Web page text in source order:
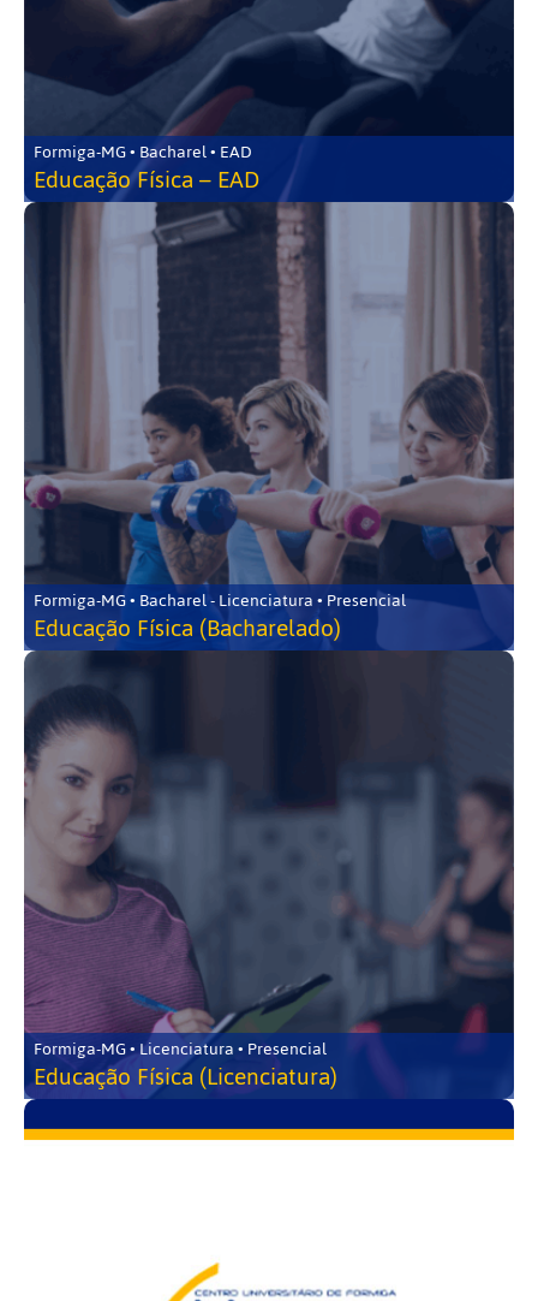
Formiga-MG • Bacharel • EAD
Educação Física – EAD
Formiga-MG • Bacharel - Licenciatura • Presencial
Educação Física (Bacharelado)
Formiga-MG • Licenciatura • Presencial
Educação Física (Licenciatura)